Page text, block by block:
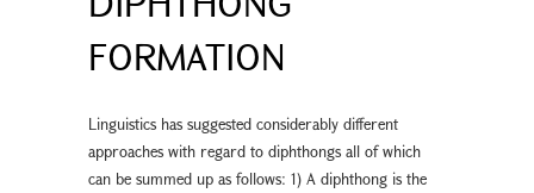
FORMATION
Linguistics has suggested considerably different
approaches with regard to diphthongs all of which
can be summed up as follows: 1) A diphthong is the